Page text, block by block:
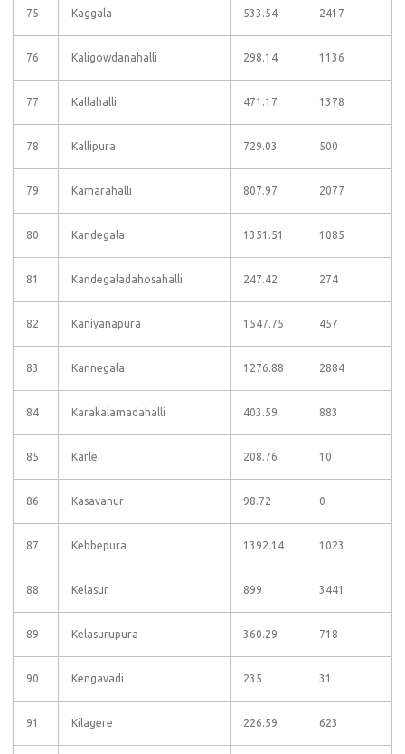
75 Kaggala 533.54 2417
76 Kaligowdanahalli 298.14 1136
77 Kallahalli 471.17 1378
78 Kallipura 729.03 500
79 Kamarahalli 807.97 2077
80 Kandegala 1351.51 1085
81 Kandegaladahosahalli 247.42 274
82 Kaniyanapura 1547.75 457
83 Kannegala 1276.88 2884
84 Karakalamadahalli 403.59 883
85 Karle 208.76 10
86 Kasavanur 98.72 0
87 Kebbepura 1392.14 1023
88 Kelasur 899 3441
89 Kelasurupura 360.29 718
90 Kengavadi 235 31
91 Kilagere 226.59 623